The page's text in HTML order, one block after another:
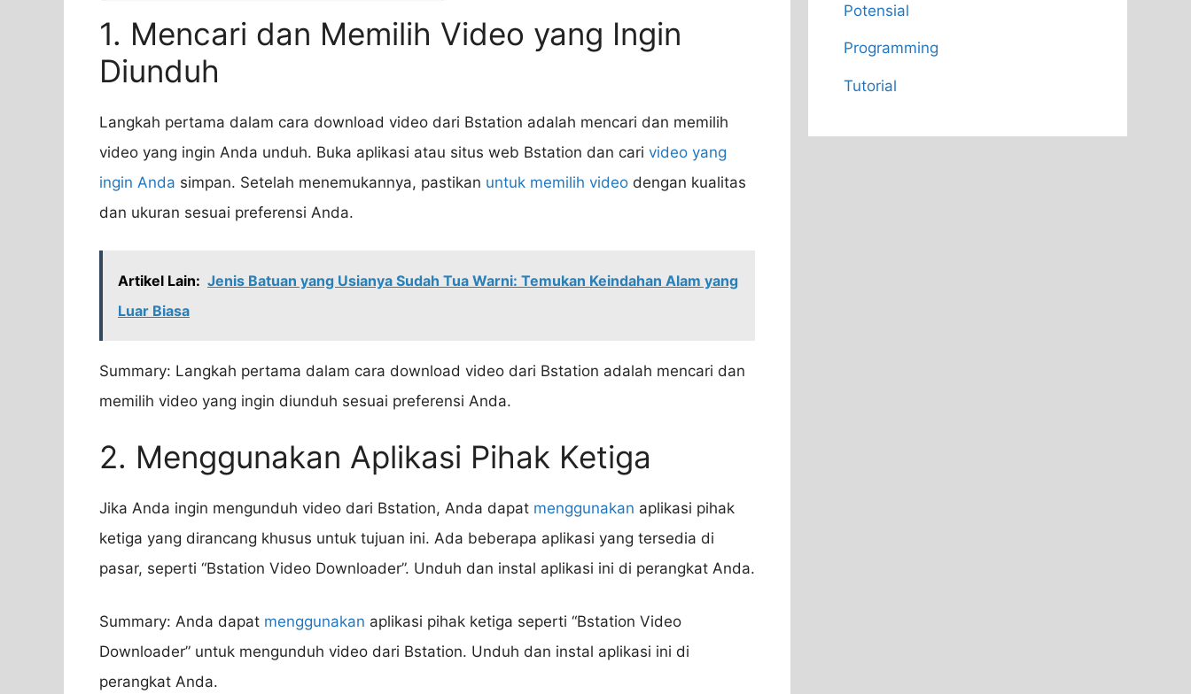
1. Mencari dan Memilih Video yang Ingin
Diunduh
Langkah pertama dalam cara download video dari Bstation adalah mencari dan memilih
video yang ingin Anda unduh. Buka aplikasi atau situs web Bstation dan cari video yang
ingin Anda simpan. Setelah menemukannya, pastikan untuk memilih video dengan kualitas
dan ukuran sesuai preferensi Anda.
Artikel Lain: Jenis Batuan yang Usianya Sudah Tua Warni: Temukan Keindahan Alam yang
Luar Biasa
Summary: Langkah pertama dalam cara download video dari Bstation adalah mencari dan
memilih video yang ingin diunduh sesuai preferensi Anda.
2. Menggunakan Aplikasi Pihak Ketiga
Jika Anda ingin mengunduh video dari Bstation, Anda dapat menggunakan aplikasi pihak
ketiga yang dirancang khusus untuk tujuan ini. Ada beberapa aplikasi yang tersedia di
pasar, seperti “Bstation Video Downloader”. Unduh dan instal aplikasi ini di perangkat Anda.
Summary: Anda dapat menggunakan aplikasi pihak ketiga seperti “Bstation Video
Downloader” untuk mengunduh video dari Bstation. Unduh dan instal aplikasi ini di
perangkat Anda.
Potensial
Programming
Tutorial